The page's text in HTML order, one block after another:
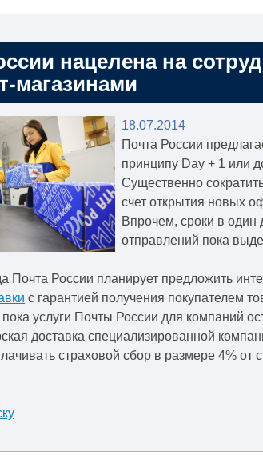
нацелена на
магазинами
18.07.2014
Почта России
принципу Day + 1 или
Существенно
счет открытия новых
Впрочем, сроки в один
отправлений пока
Почта России планирует предложить
с гарантией получения покупателем
услуги Почты России для компаний
доставка специализированной
страховой сбор в размере 4% от